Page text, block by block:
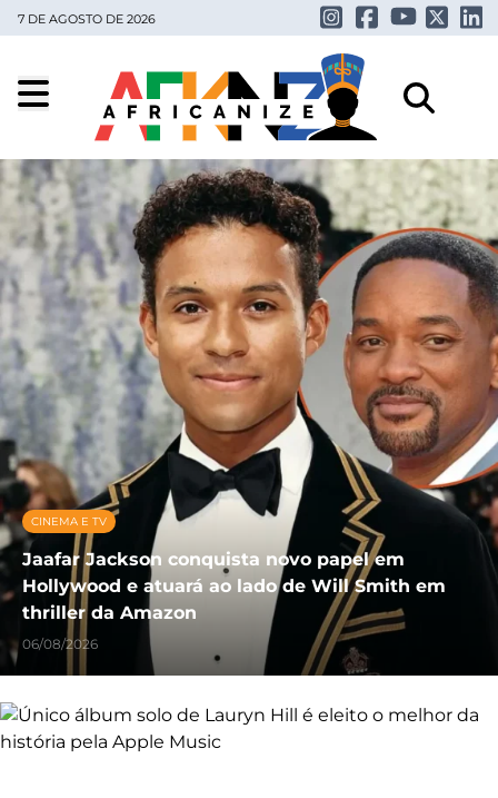
7 DE AGOSTO DE 2026
CINEMA E TV
Jaafar Jackson conquista novo papel em
Hollywood e atuará ao lado de Will Smith em
thriller da Amazon
06/08/2026